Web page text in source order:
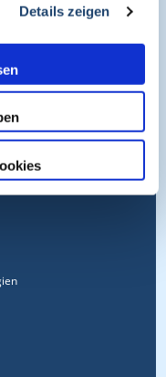
Details zeigen